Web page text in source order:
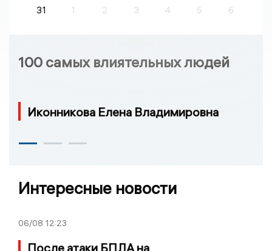
31
1 2 3 4 5 6
100 самых влиятельных людей
Иконникова Елена Владимировна
Интересные новости
06/08 12:23
После атаки БПЛА на